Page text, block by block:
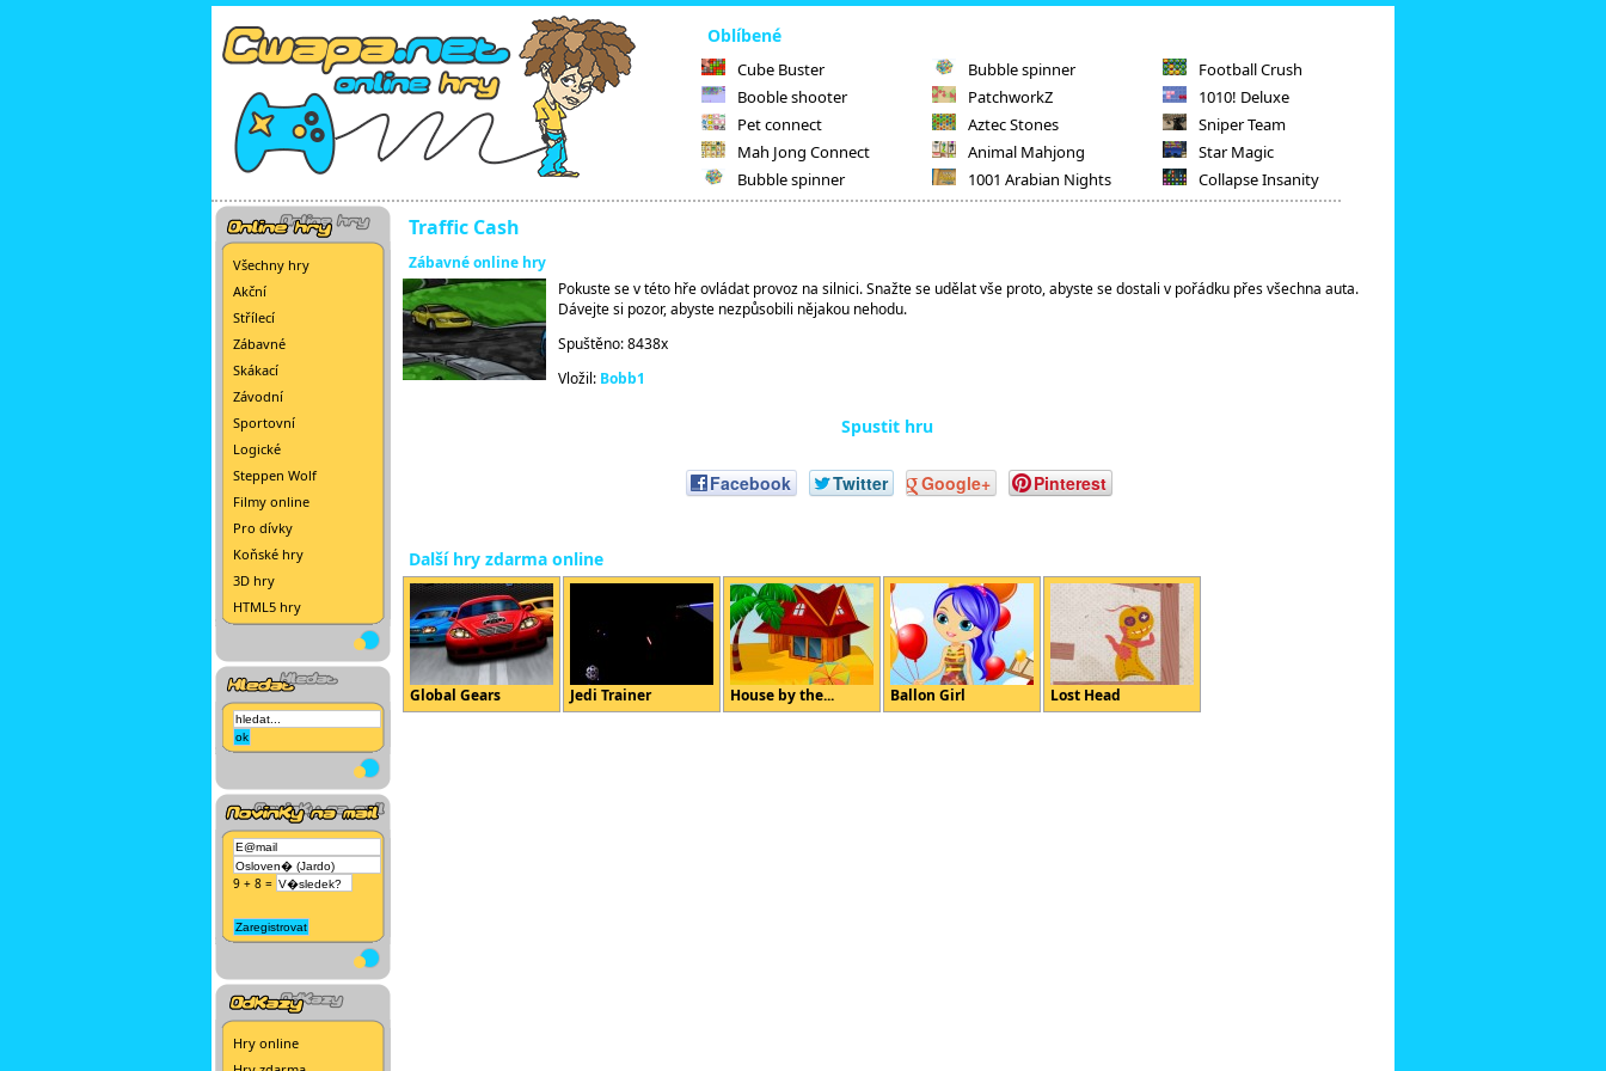
Oblíbené
Cube Buster
Booble shooter
Pet connect
Mah Jong Connect
Bubble spinner
Bubble spinner
PatchworkZ
Aztec Stones
Animal Mahjong
1001 Arabian Nights
Football Crush
1010! Deluxe
Sniper Team
Star Magic
Collapse Insanity
Všechny hry
Akční
Střílecí
Zábavné
Skákací
Závodní
Sportovní
Logické
Steppen Wolf
Filmy online
Pro dívky
Koňské hry
3D hry
HTML5 hry
9 + 8 =
Hry online
Traffic Cash
Zábavné online hry
Pokuste se v této hře ovládat provoz na silnici. Snažte se udělat vše proto, abyste se dostali v pořádku přes všechna auta.
Dávejte si pozor, abyste nezpůsobili nějakou nehodu.
Spuštěno: 8438x
Vložil: Bobb1
Spustit hru
Facebook Twitter Google+ Pinterest
Další hry zdarma online
Global Gears Jedi Trainer House by the... Ballon Girl Lost Head